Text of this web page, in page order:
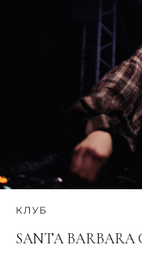
КЛУБ
SANTA BARBARA